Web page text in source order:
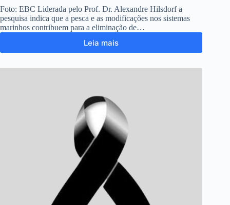
Foto: EBC Liderada pelo Prof. Dr. Alexandre Hilsdorf a
pesquisa indica que a pesca e as modificações nos sistemas
marinhos contribuem para a eliminação de…
Leia mais